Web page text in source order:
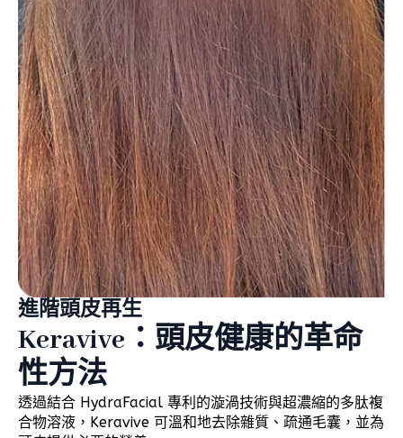
進階頭皮再生
Keravive：頭皮健康的革命
性方法
透過結合 HydraFacial 專利的漩渦技術與超濃縮的多肽複
合物溶液，Keravive 可溫和地去除雜質、疏通毛囊，並為